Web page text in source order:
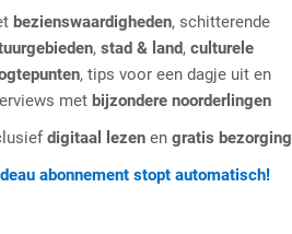
bezienswaardigheden, schitterende
, stad & land, culturele
, tips voor een dagje uit en
met bijzondere noorderlingen
digitaal lezen en gratis bezorging
abonnement stopt automatisch!